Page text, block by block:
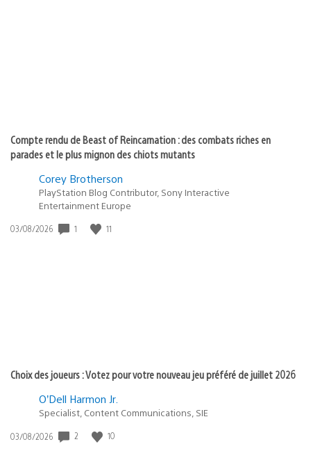
Compte rendu de Beast of Reincarnation : des combats riches en
parades et le plus mignon des chiots mutants
Corey Brotherson
PlayStation Blog Contributor, Sony Interactive
Entertainment Europe
Date
03/08/2026 1 11
Choix des joueurs : Votez pour votre nouveau jeu préféré de juillet 2026
O’Dell Harmon Jr.
Specialist, Content Communications, SIE
Date
03/08/2026 2 10